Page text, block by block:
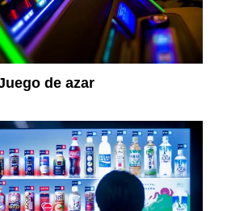
de azar